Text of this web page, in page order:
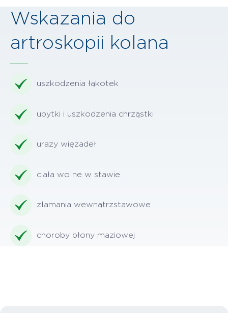
Wskazania do
artroskopii kolana
uszkodzenia łąkotek
ubytki i uszkodzenia chrząstki
urazy więzadeł
ciała wolne w stawie
złamania wewnątrzstawowe
choroby błony maziowej